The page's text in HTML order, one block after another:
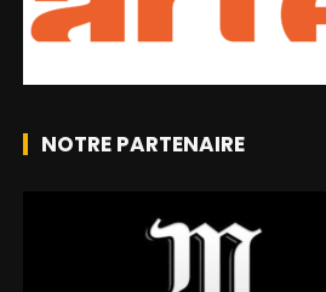
NOTRE PARTENAIRE